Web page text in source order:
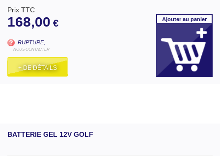
Prix TTC
168,00 €
RUPTURE,
NOUS CONTACTER
+ DE DÉTAILS
Ajouterau panier
BATTERIE GEL 12V GOLF